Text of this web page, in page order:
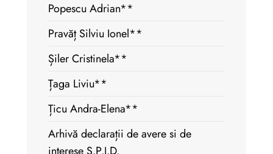
Popescu Adrian**
Pravăț Silviu Ionel**
Șiler Cristinela**
Țaga Liviu**
Țicu Andra-Elena**
Arhivă declarații de avere si de